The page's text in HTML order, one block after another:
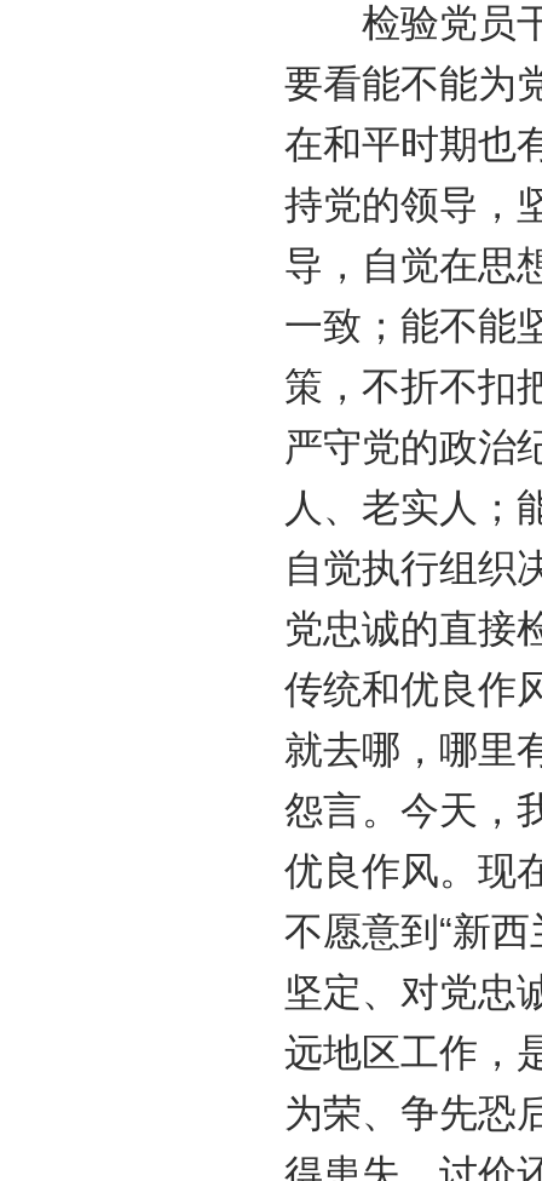
检验党员干
要看能不能为
在和平时期也
持党的领导，
导，自觉在思
一致；能不能
策，不折不扣
严守党的政治
人、老实人；
自觉执行组织
党忠诚的直接
传统和优良作
就去哪，哪里
怨言。今天，
优良作风。现
不愿意到“新
坚定、对党忠
远地区工作，
为荣、争先恐